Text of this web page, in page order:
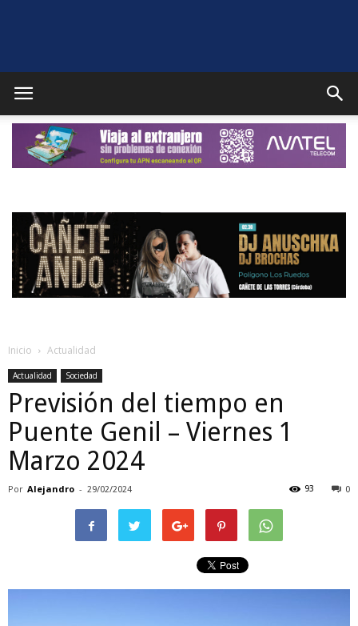
Puente
Genil
Noticias
Inicio Actualidad
Actualidad Sociedad
Previsión del tiempo en
Puente Genil – Viernes 1
Marzo 2024
Por Alejandro - 29/02/2024 0
93